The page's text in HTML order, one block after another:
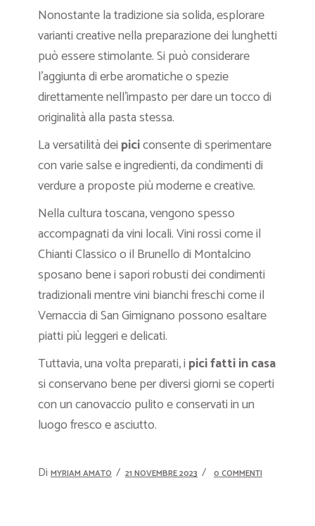
Nonostante la tradizione sia solida, esplorare
varianti creative nella preparazione dei lunghetti
può essere stimolante. Si può considerare
l’aggiunta di erbe aromatiche o spezie
direttamente nell’impasto per dare un tocco di
originalità alla pasta stessa.
La versatilità dei piciconsente di sperimentare
con varie salse e ingredienti, da condimenti di
verdure a proposte più moderne e creative.
Nella cultura toscana, vengono spesso
accompagnati da vini locali. Vini rossi come il
Chianti Classico o il Brunello di Montalcino
sposano bene i sapori robusti dei condimenti
tradizionali mentre vini bianchi freschi come il
Vernaccia di San Gimignano possono esaltare
piatti più leggeri e delicati.
Tuttavia, una volta preparati, i pici fatti in casa
si conservano bene per diversi giorni se coperti
con un canovaccio pulito e conservati in un
luogo fresco e asciutto.
Di MYRIAM AMATO 21 NOVEMBRE 2023 0 COMMENTI